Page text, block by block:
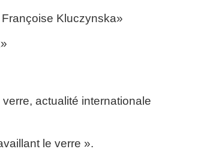
Kluczynska»
actualité internationale
le verre ».